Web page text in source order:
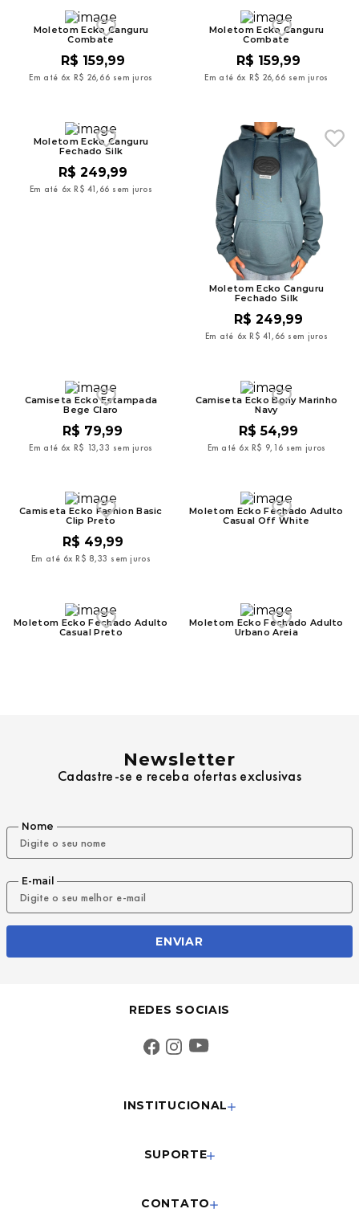
Moletom Ecko Canguru
Combate
R$ 159,99
Em até 6x R$ 26, 66 sem juros
Moletom Ecko Canguru
Combate
R$ 159,99
Em até 6x R$ 26, 66 sem juros
Moletom Ecko Canguru
Fechado Silk
R$ 249,99
Em até 6x R$ 41 , 66 sem juros
Moletom Ecko Canguru
Fechado Silk
R$ 249,99
Em até 6x R$ 41 , 66 sem juros
Camiseta Ecko Estampada
Bege Claro
R$ 79,99
Em até 6x R$ 13,33 sem juros
Camiseta Ecko Bony Marinho
Navy
R$ 54,99
Em até 6x R$ 9, 16 sem juros
Camiseta Ecko Fashion Basic
Clip Preto
R$ 49,99
Em até 6x R$ 8,33 sem juros
Moletom Ecko Fechado Adulto
Casual Off White
Moletom Ecko Fechado Adulto
Casual Preto
Moletom Ecko Fechado Adulto
Urbano Areia
Newsletter
Cadastre-se e receba ofertas exclusivas
Nome
E-mail
ENVIAR
REDES SOCIAIS
INSTITUCIONAL
SUPORTE
CONTATO